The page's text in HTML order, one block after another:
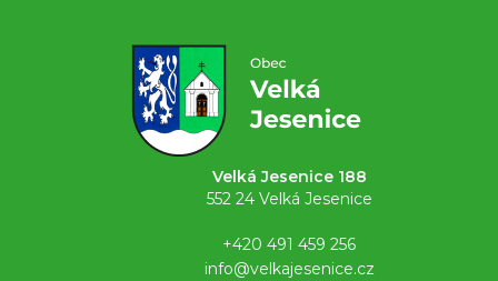
Velká Jesenice 188
552 24 Velká Jesenice
+420 491 459 256
info@velkajesenice.cz